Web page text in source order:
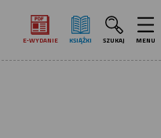
E‑WYDANIE KSIĄŻKI SZUKAJ MENU